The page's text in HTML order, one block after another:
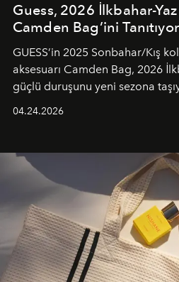
Guess, 2026 İlkbahar-
Camden Bag’ini Tanıtıyor
GUESS’in 2025 Sonbahar/Kış
aksesuarı Camden Bag, 2026
güçlü duruşunu yeni sezona
04.24.2026